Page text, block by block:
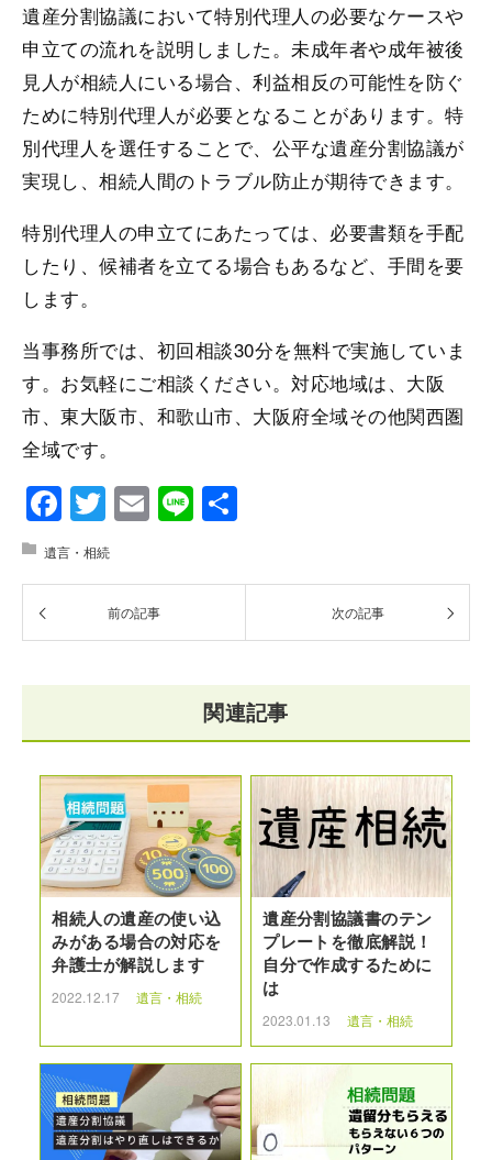
遺産分割協議において特別代理人の必要なケースや
申立ての流れを説明しました。未成年者や成年被後
見人が相続人にいる場合、利益相反の可能性を防ぐ
ために特別代理人が必要となることがあります。特
別代理人を選任することで、公平な遺産分割協議が
実現し、相続人間のトラブル防止が期待できます。
特別代理人の申立てにあたっては、必要書類を手配
したり、候補者を立てる場合もあるなど、手間を要
します。
当事務所では、初回相談30分を無料で実施していま
す。お気軽にご相談ください。対応地域は、大阪
市、東大阪市、和歌山市、大阪府全域その他関西圏
全域です。
Facebook
Twitter
Email
Line
遺言・相続
前の記事 次の記事
関連記事
相続人の遺産の使い込
みがある場合の対応を
弁護士が解説します
2022.12.17 遺言・相続
遺産分割協議書のテン
プレートを徹底解説！
自分で作成するために
は
2023.01.13 遺言・相続